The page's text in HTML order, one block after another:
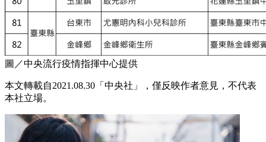
圖／中央流行疫情指揮中心提供
本文轉載自2021.08.30「中央社」，僅反映作者意見，不代表
本社立場。